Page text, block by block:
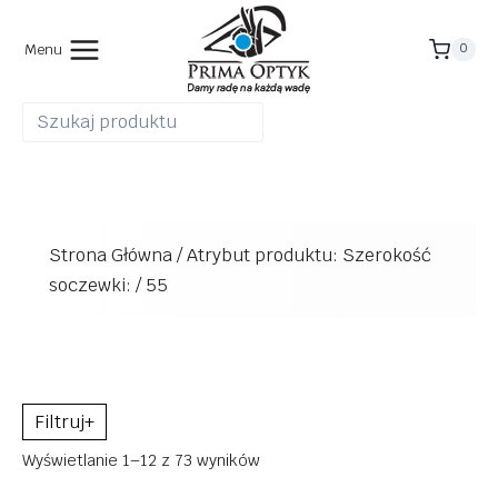
Menu 0
Strona Główna/Atrybut produktu: Szerokość
soczewki: /55
+
Wyświetlanie 1–12 z 73 wynikówPosortowane